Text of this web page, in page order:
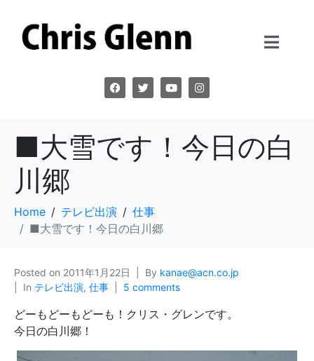
■大雪です！今日の白
川郷
Home テレビ出演
仕事
■大雪です！今日の白川郷
Posted on 2011年1月22日 By kanae@acn.co.jp
In テレビ出演, 仕事 5 comments
どーもどーもどーも！クリス・グレンです。
今日の白川郷！